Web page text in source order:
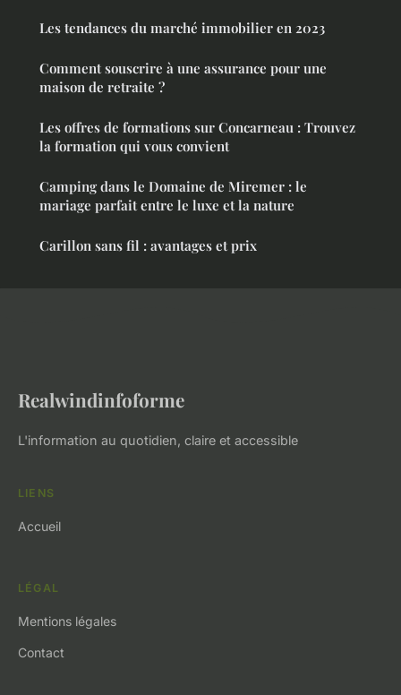
Les tendances du marché immobilier en 2023
Comment souscrire à une assurance pour une
maison de retraite ?
Les offres de formations sur Concarneau : Trouvez
la formation qui vous convient
Camping dans le Domaine de Miremer : le
mariage parfait entre le luxe et la nature
Carillon sans fil : avantages et prix
Realwindinfoforme
L'information au quotidien, claire et accessible
LIENS
Accueil
LÉGAL
Mentions légales
Contact